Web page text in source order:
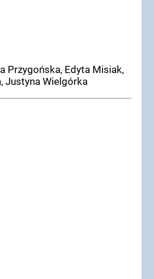
Przygońska, Edyta Misiak,
Justyna Wielgórka